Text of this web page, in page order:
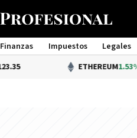
Finanzas Impuestos Legales
Management
ETHEREUM 1.53%$1,929.13